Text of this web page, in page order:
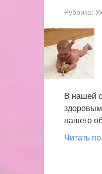
Рубрика:
В нашей
нашего
Читать